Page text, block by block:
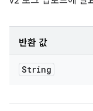
반환 값
String